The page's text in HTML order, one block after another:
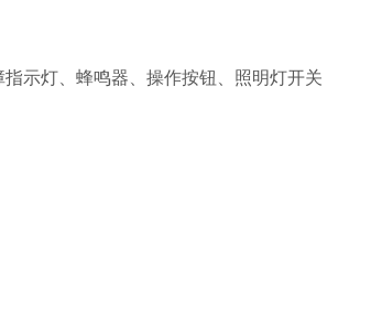
示灯、蜂鸣器、操作按钮、照明灯开关